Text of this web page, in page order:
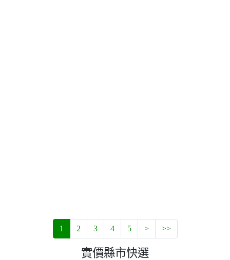
1 2 3 4 5 > >>
實價縣市快選